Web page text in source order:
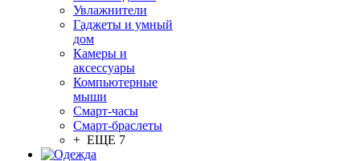
Увлажнители
Гаджеты и умный
дом
Камеры и
аксессуары
Компьютерные
мыши
Смарт-часы
Смарт-браслеты
+ ЕЩЕ 7